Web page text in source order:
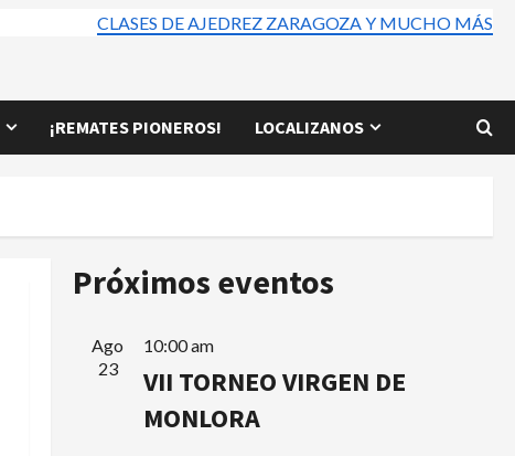
CLASES DE AJEDREZ ZARAGOZA Y MUCHO MÁS
¡REMATES PIONEROS! LOCALIZANOS
Próximos eventos
Ago
23
10:00 am
VII TORNEO VIRGEN DE
MONLORA